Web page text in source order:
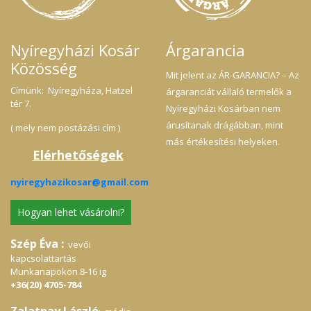
Nyíregyházi Kosár
Közösség
Címünk: Nyíregyháza, Hatzel
tér 7.
( mely nem postázási cím )
Elérhetőségek
nyiregyhazikosar@gmail.com
Hogyan lehet vásárolni?
Szép Éva : vevői
kapcsolattartás
Munkanapokon 8-16 ig
+36(20) 4705-784
Árgarancia
Mit jelent az ÁR-GARANCIA? – Az
árgaranciát vállaló termelők a
Nyíregyházi Kosárban nem
árusítanak drágábban, mint
más értékesítési helyeken.